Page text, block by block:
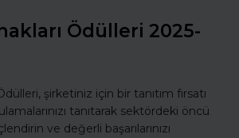
Ödülleri 2025-
şirketiniz için bir tanıtım fırsatı
tanıtarak sektördeki öncü
ve değerli başarılarınızı